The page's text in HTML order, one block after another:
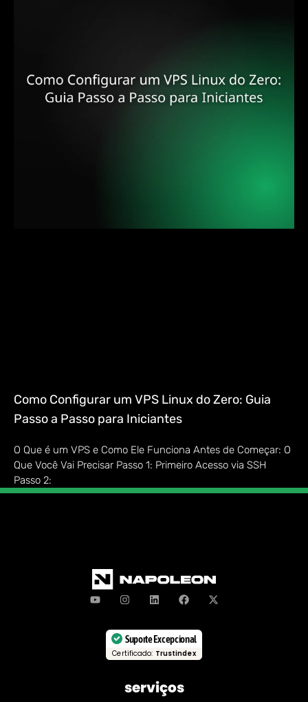
Como Configurar um VPS Linux do Zero: Guia
Passo a Passo para Iniciantes
O Que é um VPS e Como Ele Funciona Antes de Começar: O
Que Você Vai Precisar Passo 1: Primeiro Acesso via SSH
Passo 2:
Suporte Excepcional
Certificado: Trustindex
serviços